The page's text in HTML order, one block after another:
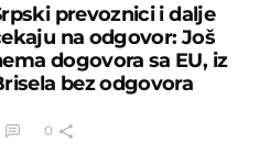
prevoznici i dalje
na odgovor: Još
dogovora sa EU, iz
bez odgovora
0